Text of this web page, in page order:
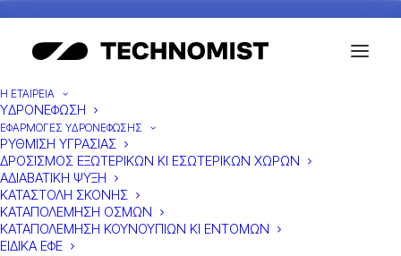
Η ΕΤΑΙΡΕΙΑ
ΥΔΡΟΝΕΦΩΣΗ
ΕΦΑΡΜΟΓΕΣ ΥΔΡΟΝΕΦΩΣΗΣ
ΡΥΘΜΙΣΗ ΥΓΡΑΣΙΑΣ
ΔΡΟΣΙΣΜΟΣ ΕΞΩΤΕΡΙΚΩΝ ΚΙ ΕΣΩΤΕΡΙΚΩΝ ΧΩΡΩΝ
ΑΔΙΑΒΑΤΙΚΗ ΨΥΞΗ
ΚΑΤΑΣΤΟΛΗ ΣΚΟΝΗΣ
ΚΑΤΑΠΟΛΕΜΗΣΗ ΟΣΜΩΝ
ΚΑΤΑΠΟΛΕΜΗΣΗ ΚΟΥΝΟΥΠΙΩΝ ΚΙ ΕΝΤΟΜΩΝ
ΕΙΔΙΚΑ ΕΦΕ
ΕΠΙΚΟΙΝΩΝΙΑ